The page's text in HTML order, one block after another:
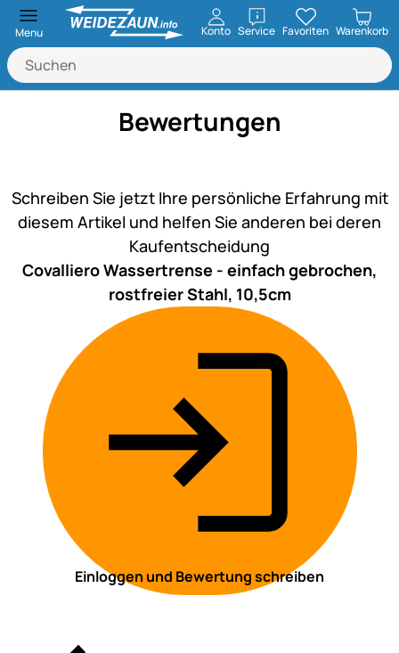
Menu Konto ServiceöffnenFavoriten Warenkorb
Bewertungen
Schreiben Sie jetzt Ihre persönliche Erfahrung mit
diesem Artikel und helfen Sie anderen bei deren
Kaufentscheidung
Covalliero Wassertrense - einfach gebrochen,
rostfreier Stahl, 10,5cm
Einloggen und Bewertung schreiben